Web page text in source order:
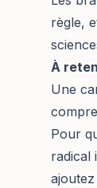
règle,
À
Une
Pour
radical